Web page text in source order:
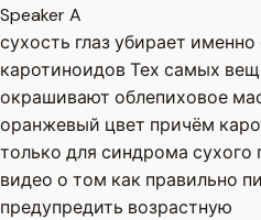
Speaker A
сухость глаз убирает
каротиноидов Тех самых
окрашивают облепиховое
оранжевый цвет причём
только для синдрома сухого
видео о том как правильно
предупредить возрастную